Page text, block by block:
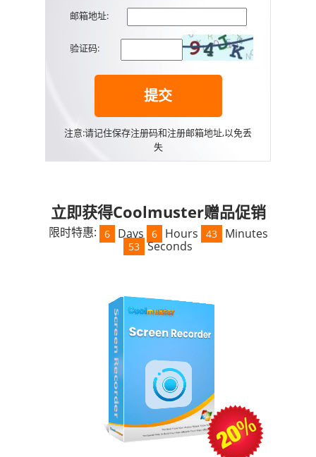
邮箱地址:
验证码:
提交
注意:请记住保存注册码和注册邮箱地址,以免丢
失
立即获得Coolmuster赠品促销
限时特惠: 6 Days 6 Hours 43 Minutes
52 Seconds